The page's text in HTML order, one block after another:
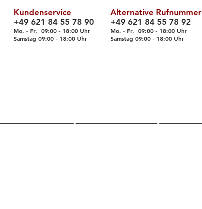
Kundenservice
+49 621 84 55 78 90
Mo. - Fr. 09:00 - 18:00 Uhr
Samstag 09:00 - 18:00 Uhr
Alternative Rufnummer
+49 621 84 55 78 92
Mo. - Fr. 09:00 - 18:00 Uhr
Samstag 09:00 - 18:00 Uhr